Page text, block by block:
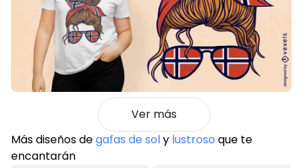
Ver más
Más diseños degafas de soly lustroso que te
encantarán